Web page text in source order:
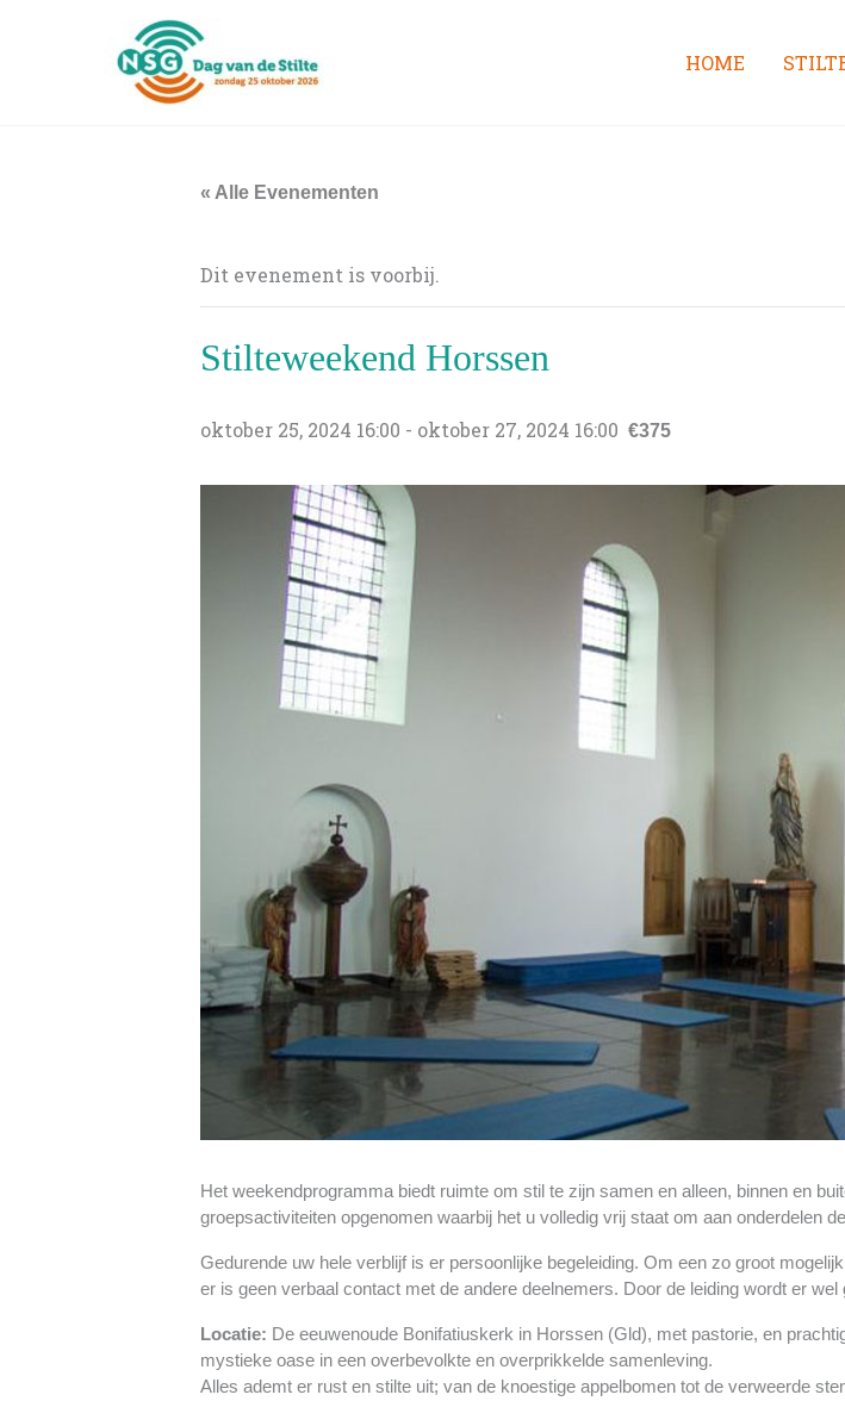
HOME
« Alle Evenementen
Dit evenement is voorbij.
Stilteweekend Horssen
oktober 25, 2024 16:00 - oktober 27, 2024 16:00 €375
Het weekendprogramma biedt ruimte om stil te zijn samen en alleen, binnen en
groepsactiviteiten opgenomen waarbij het u volledig vrij staat om aan onderdelen
Gedurende uw hele verblijf is er persoonlijke begeleiding. Om een zo groot
er is geen verbaal contact met de andere deelnemers. Door de leiding wordt er
Locatie: De eeuwenoude Bonifatiuskerk in Horssen (Gld), met pastorie, en
mystieke oase in een overbevolkte en overprikkelde samenleving.
Alles ademt er rust en stilte uit; van de knoestige appelbomen tot de verweerde